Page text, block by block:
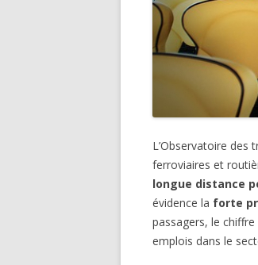
L’Observatoire des
ferroviaires et
longue distance
évidence la forte
passagers, le chiffre
emplois dans le